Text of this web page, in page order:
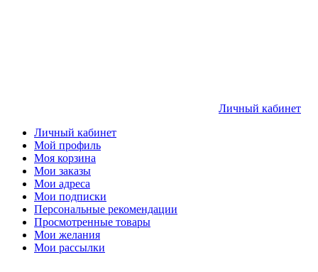
Личный кабинет
Личный кабинет
Мой профиль
Моя корзина
Мои заказы
Мои адреса
Мои подписки
Персональные рекомендации
Просмотренные товары
Мои желания
Мои рассылки